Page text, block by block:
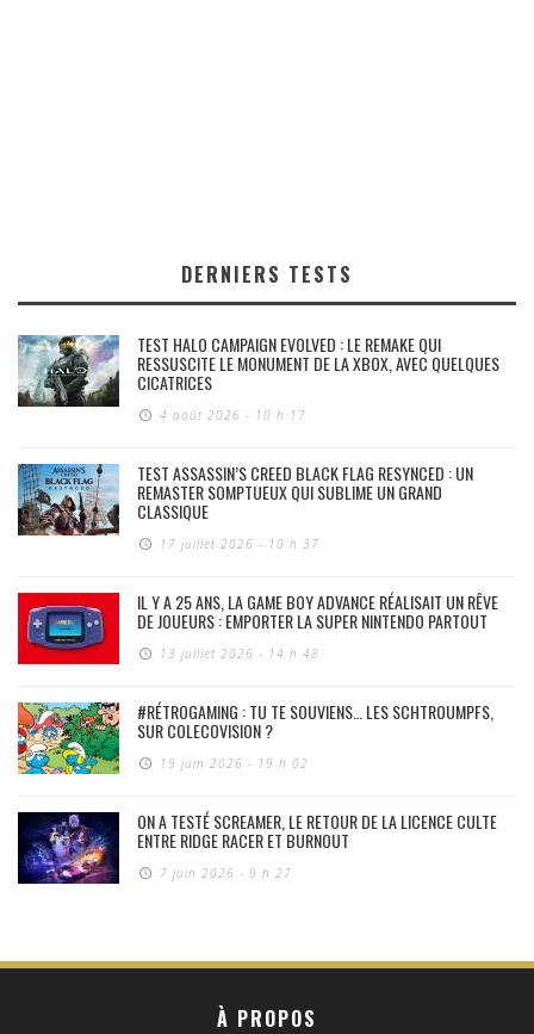
DERNIERS TESTS
TEST HALO CAMPAIGN EVOLVED : LE REMAKE QUI
RESSUSCITE LE MONUMENT DE LA XBOX, AVEC QUELQUES
CICATRICES
4 août 2026 - 10 h 17
TEST ASSASSIN’S CREED BLACK FLAG RESYNCED : UN
REMASTER SOMPTUEUX QUI SUBLIME UN GRAND
CLASSIQUE
17 juillet 2026 - 10 h 37
IL Y A 25 ANS, LA GAME BOY ADVANCE RÉALISAIT UN RÊVE
DE JOUEURS : EMPORTER LA SUPER NINTENDO PARTOUT
13 juillet 2026 - 14 h 48
#RÉTROGAMING : TU TE SOUVIENS… LES SCHTROUMPFS,
SUR COLECOVISION ?
19 juin 2026 - 19 h 02
ON A TESTÉ SCREAMER, LE RETOUR DE LA LICENCE CULTE
ENTRE RIDGE RACER ET BURNOUT
7 juin 2026 - 9 h 27
À PROPOS